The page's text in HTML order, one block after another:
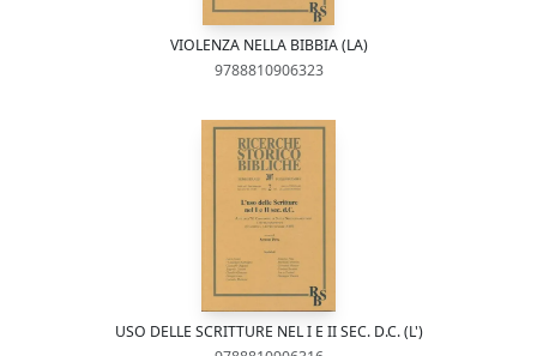
VIOLENZA NELLA BIBBIA (LA)
9788810906323
USO DELLE SCRITTURE NEL I E II SEC. D.C. (L')